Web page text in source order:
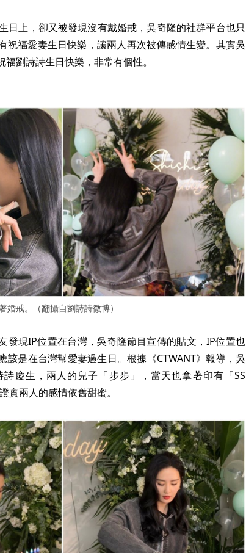
日上，卻又被發現沒有戴婚戒，吳奇隆的社群平台也只
祝福愛妻生日快樂，讓兩人再次被傳感情生變。其實吳
劉詩詩生日快樂，非常有個性。
戒。（翻攝自劉詩詩微博）
發現IP位置在台灣，吳奇隆節目宣傳的貼文，IP位置也
該是在台灣幫愛妻過生日。根據《CTWANT》報導，吳
慶生，兩人的兒子「步步」，當天也拿著印有「SS
兩人的感情依舊甜蜜。